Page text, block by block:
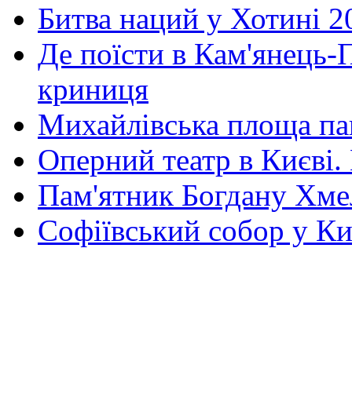
Битва наций у Хотині
Де поїсти в Кам'янець-
криниця
Михайлівська площа
Оперний театр в
Пам'ятник Богдану
Софіївський собор у